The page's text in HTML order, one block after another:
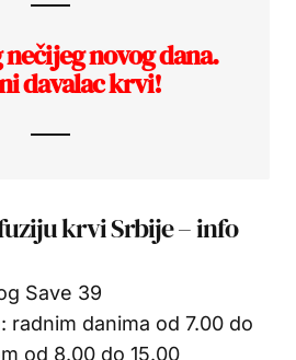
novog dana.
davalac krvi!
krvi Srbije – info
Save 39
radnim danima od 7.00 do
od 8.00 do 15.00